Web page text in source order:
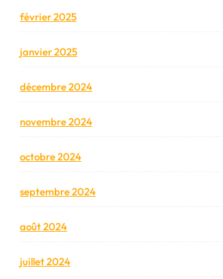
février 2025
janvier 2025
décembre 2024
novembre 2024
octobre 2024
septembre 2024
août 2024
juillet 2024